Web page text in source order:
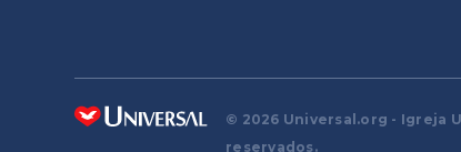
© 2026 Universal.org - Igreja
reservados.